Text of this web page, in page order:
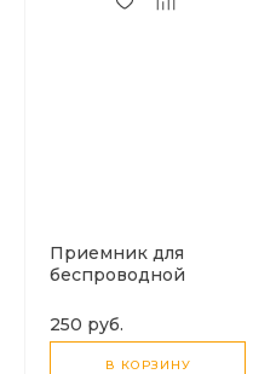
Приемник для
беспроводной
черный
250 руб.
В КОРЗИНУ